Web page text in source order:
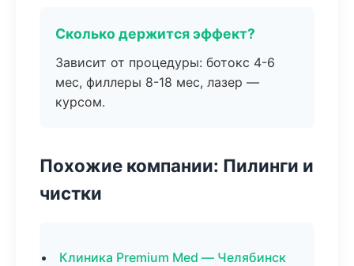
Сколько держится эффект?
Зависит от процедуры: ботокс 4-6
мес, филлеры 8-18 мес, лазер —
курсом.
Похожие компании: Пилинги и
чистки
Клиника Premium Med — Челябинск